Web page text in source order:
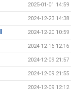
2025-01-01 14:59
2024-12-23 14:38
2024-12-20 10:59
2024-12-16 12:16
2024-12-09 21:57
2024-12-09 21:55
2024-12-09 12:12